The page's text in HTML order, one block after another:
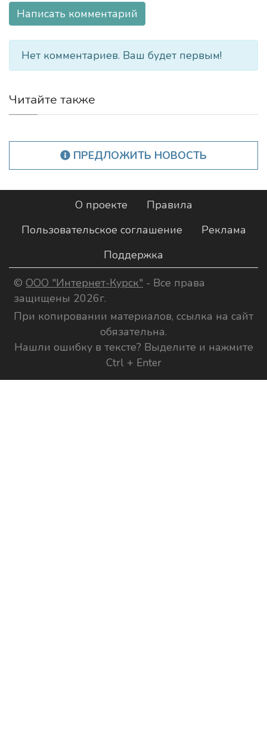
Написать комментарий
Нет комментариев. Ваш будет первым!
Читайте также
ПРЕДЛОЖИТЬ НОВОСТЬ
О проекте
Правила
Пользовательское соглашение
Реклама
Поддержка
© ООО "Интернет-Курск" - Все права
защищены 2026г.
При копировании материалов, ссылка на сайт
обязательна.
Нашли ошибку в тексте? Выделите и нажмите
Ctrl + Enter